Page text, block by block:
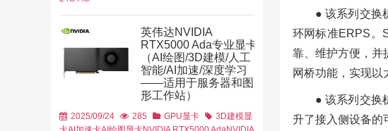
● 该系列交换
环网标准ERPS。
靠、维护方便，并
网桥功能，实现以
● 该系列交换
升了接入侧设备的
英伟达NVIDIA
RTX5000 Ada专业显卡
（AI绘图/3D建模/人工
智能/AI加速/深度学习
——适用于服务器和图
形工作站）
2025/09/24 285 GPU显卡
3D建模显
覆盖方案
DELL高
联网行业 其
金融行业 Dell EMC
戴尔易安信，Dell EMC，高性